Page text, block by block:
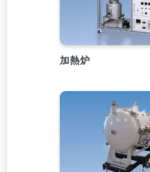
加熱炉